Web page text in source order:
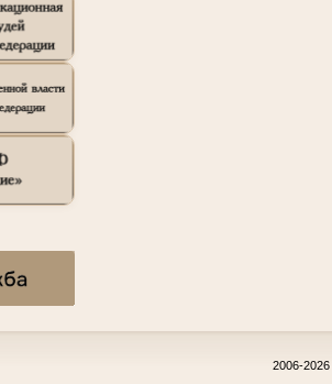
2006-2026